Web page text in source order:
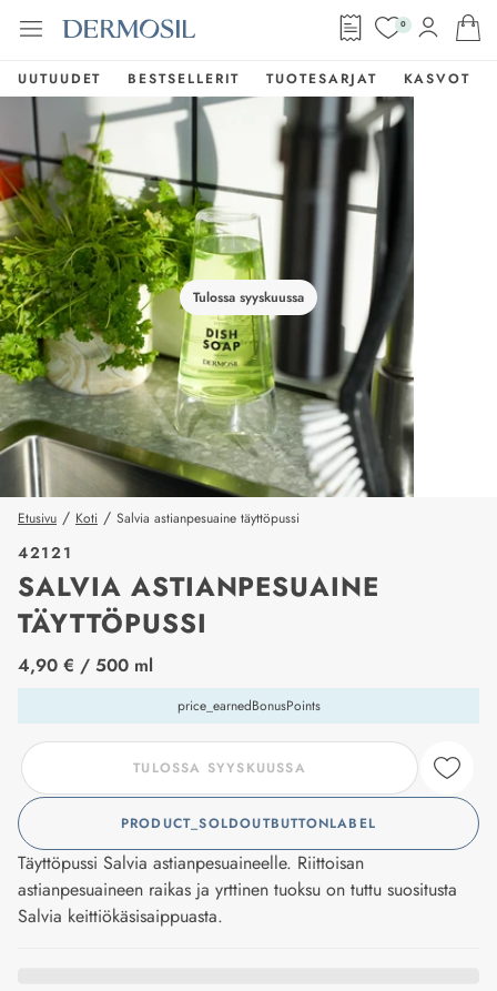
0
UUTUUDET BESTSELLERIT TUOTESARJAT KASVOT
Tulossa syyskuussa
Etusivu / Koti / Salvia astianpesuaine täyttöpussi
42121
SALVIA ASTIANPESUAINE
TÄYTTÖPUSSI
price_label
4,90 € / 500 ml
price_earnedBonusPoints
TULOSSA SYYSKUUSSA
PRODUCT_SOLDOUTBUTTONLABEL
Täyttöpussi Salvia astianpesuaineelle. Riittoisan
astianpesuaineen raikas ja yrttinen tuoksu on tuttu suositusta
Salvia keittiökäsisaippuasta.